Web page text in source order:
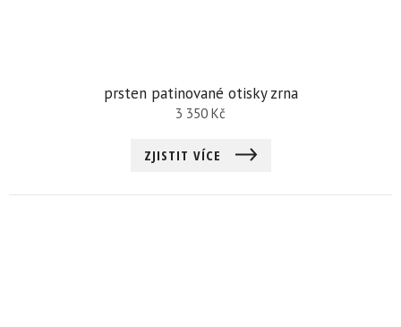
prsten patinované otisky zrna
3 350 Kč
ZJISTIT VÍCE